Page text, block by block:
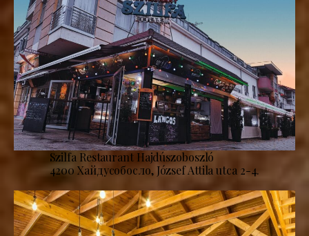
Szilfa Restaurant Hajdúszoboszló
4200 Хайдусобосло, József Attila utca 2-4.